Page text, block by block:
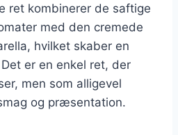
ret kombinerer de saftige
med den cremede
hvilket skaber en
er en enkel ret, der
men som alligevel
og præsentation.